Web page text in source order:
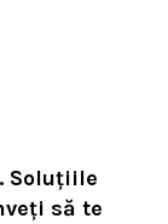
Soluțiile
să te